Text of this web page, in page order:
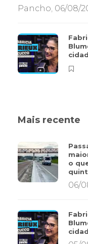
Pancho, 06/08/
Mais recente
o
06/